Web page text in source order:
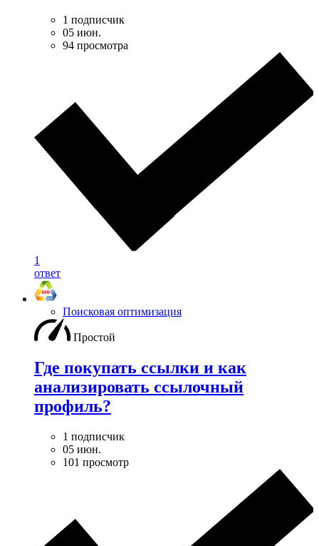
1 подписчик
05 июн.
94 просмотра
1
ответ
Поисковая оптимизация
Простой
Где покупать ссылки и как
анализировать ссылочный
профиль?
1 подписчик
05 июн.
101 просмотр